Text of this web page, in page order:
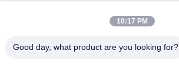
10:17 PM
Good day, what product are you looking for?